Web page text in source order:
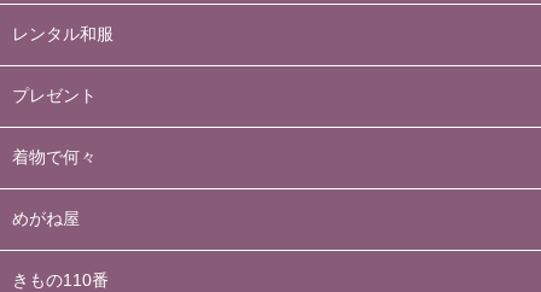
レンタル和服
プレゼント
着物で何々
めがね屋
きもの110番